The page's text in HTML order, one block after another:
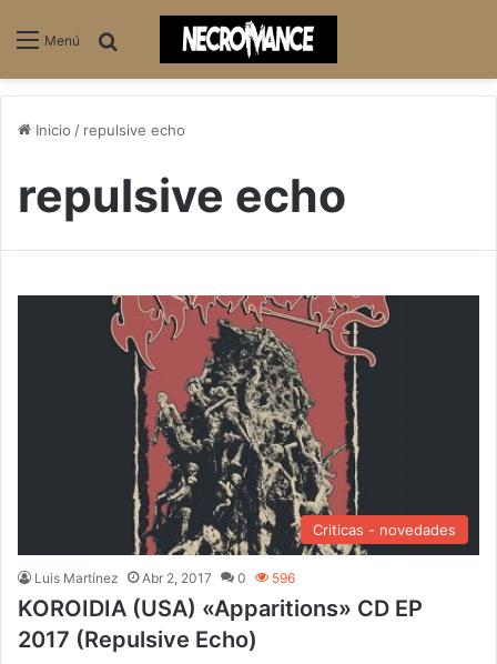
Menú
Inicio / repulsive echo
repulsive echo
Criticas - novedades
Luis Martínez Abr 2, 2017 0 596
KOROIDIA (USA) «Apparitions» CD EP
2017 (Repulsive Echo)